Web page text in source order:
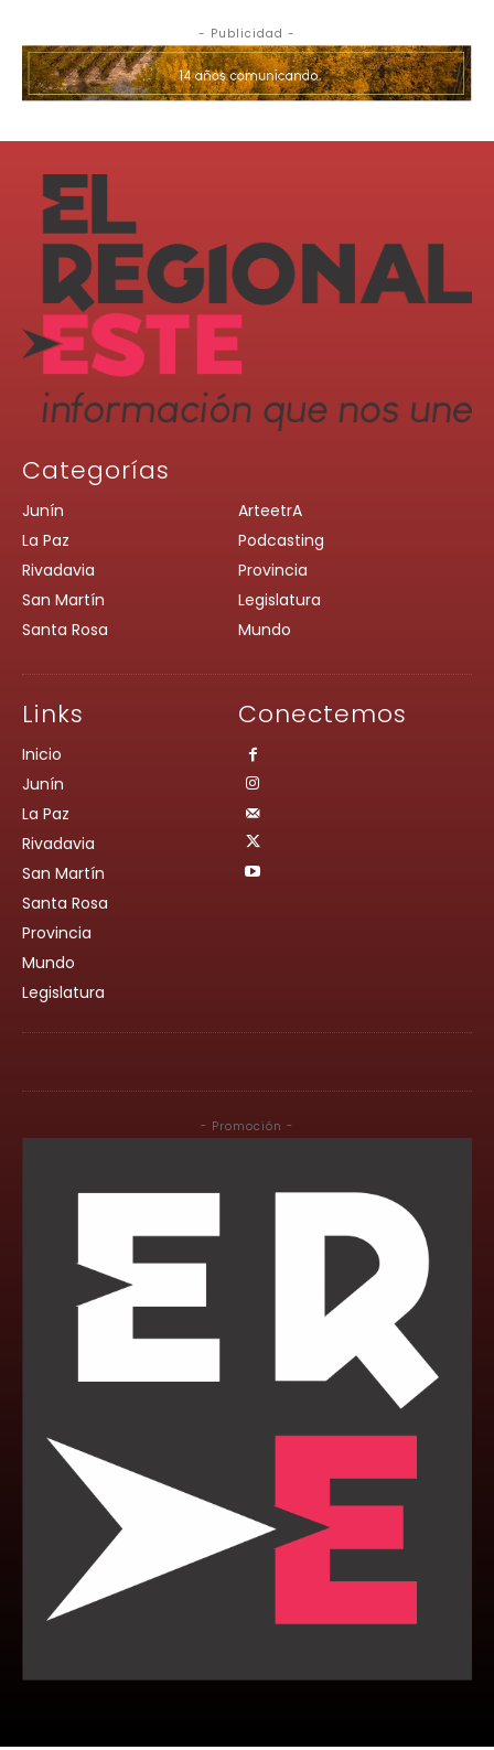
Categorías
Junín
La Paz
Rivadavia
San Martín
Santa Rosa
ArteetrA
Podcasting
Provincia
Legislatura
Mundo
Links
Inicio
Junín
La Paz
Rivadavia
San Martín
Santa Rosa
Provincia
Mundo
Legislatura
Conectemos
- Promoción -